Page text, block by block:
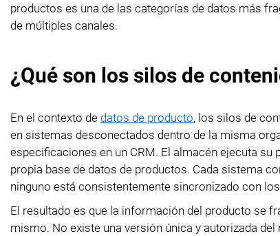
productos es una de las categorías de datos más
de múltiples canales.
¿Qué son los silos de
En el contexto de datos de producto, los silos de
en sistemas desconectados dentro de la misma
especificaciones en un CRM. El almacén ejecuta
propia base de datos de productos. Cada sistema
ninguno está consistentemente sincronizado con
El resultado es que la información del producto se
mismo. No existe una versión única y autorizada